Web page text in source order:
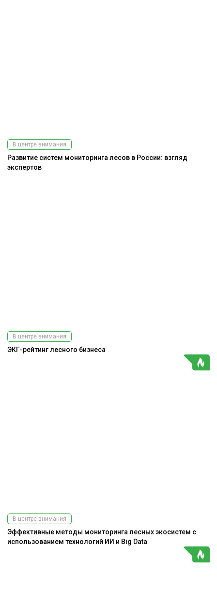
В центре внимания
Развитие систем мониторинга лесов в России: взгляд
экспертов
В центре внимания
ЭКГ-рейтинг лесного бизнеса
В центре внимания
Эффективные методы мониторинга лесных экосистем с
использованием технологий ИИ и Big Data